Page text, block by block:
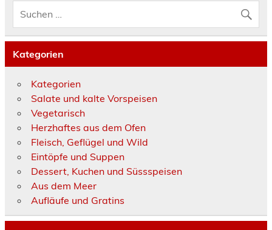
Kategorien
Kategorien
Salate und kalte Vorspeisen
Vegetarisch
Herzhaftes aus dem Ofen
Fleisch, Geflügel und Wild
Eintöpfe und Suppen
Dessert, Kuchen und Süssspeisen
Aus dem Meer
Aufläufe und Gratins